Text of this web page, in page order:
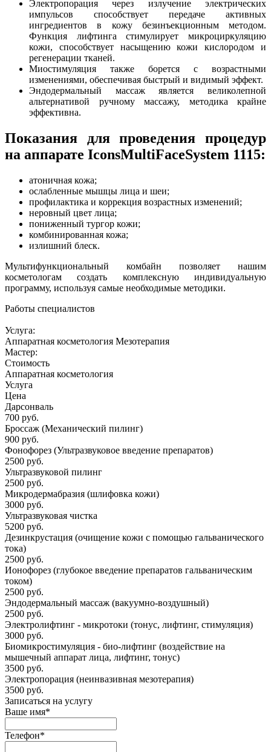
Электропорация через излучение электрических
импульсов способствует передаче активных
ингредиентов в кожу безинъекционным методом.
Функция лифтинга стимулирует микроциркуляцию
кожи, способствует насыщению кожи кислородом и
регенерации тканей.
Миостимуляция также борется с возрастными
изменениями, обеспечивая быстрый и видимый эффект.
Эндодермальный массаж является великолепной
альтернативой ручному массажу, методика крайне
эффективна.
Показания для проведения процедур
на аппарате IconsMultiFaceSystem 1115:
атоничная кожа;
ослабленные мышцы лица и шеи;
профилактика и коррекция возрастных изменений;
неровный цвет лица;
пониженный тургор кожи;
комбинированная кожа;
излишний блеск.
Мультифункциональный комбайн позволяет нашим
косметологам создать комплексную индивидуальную
программу, используя самые необходимые методики.
Работы специалистов
Услуга:
Аппаратная косметология Мезотерапия
Мастер:
Стоимость
Аппаратная косметология
Услуга
Цена
Дарсонваль
700 руб.
Броссаж (Механический пилинг)
900 руб.
Фонофорез (Ультразвуковое введение препаратов)
2500 руб.
Ультразвуковой пилинг
2500 руб.
Микродермабразия (шлифовка кожи)
3000 руб.
Ультразвуковая чистка
5200 руб.
Дезинкрустация (очищение кожи с помощью гальванического
тока)
2500 руб.
Ионофорез (глубокое введение препаратов гальваническим
током)
2500 руб.
Эндодермальный массаж (вакуумно-воздушный)
2500 руб.
Электролифтинг - микротоки (тонус, лифтинг, стимуляция)
3000 руб.
Биомикростимуляция - био-лифтинг (воздействие на
мышечный аппарат лица, лифтинг, тонус)
3500 руб.
Электропорация (неинвазивная мезотерапия)
3500 руб.
Записаться на услугу
Ваше имя*
Телефон*